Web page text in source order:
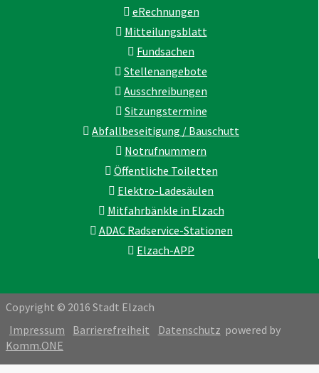
eRechnungen
Mitteilungsblatt
Fundsachen
Stellenangebote
Ausschreibungen
Sitzungstermine
Abfallbeseitigung / Bauschutt
Notrufnummern
Öffentliche Toiletten
Elektro-Ladesäulen
Mitfahrbänkle in Elzach
ADAC Radservice-Stationen
Elzach-APP
Copyright © 2016 Stadt Elzach
Impressum
Barrierefreiheit Datenschutz powered by
Komm.ONE